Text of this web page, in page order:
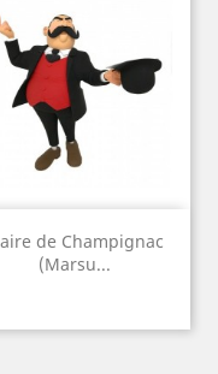
de Champignac
(Marsu...